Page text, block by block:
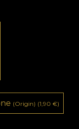
(Origin) (1,90 €)